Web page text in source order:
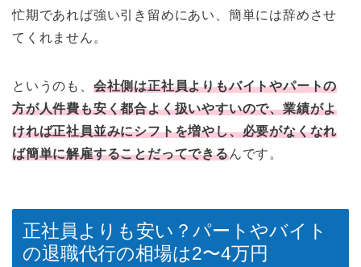
忙期であれば強い引き留めにあい、簡単には辞めさせ
てくれません。
というのも、 会社側は正社員よりもバイトやパートの
方が人件費も安く都合よく扱いやすいので、業績がよ
ければ正社員並みにシフトを増やし、必要がなくなれ
ば簡単に解雇することだってできるんです。
正社員よりも安い？パートやバイト
の退職代行の相場は2〜4万円